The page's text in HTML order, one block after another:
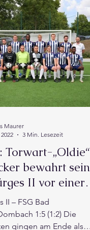
Torwart-„Oldie“
bewahrt
II vor einer
Niederlage
II – FSG Bad
1:5 (1:2) Die
gingen am Ende als
Maurer
3 Min. Lesezeit